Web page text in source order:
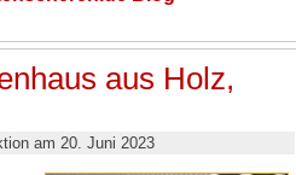
aus Holz,
am 20. Juni 2023